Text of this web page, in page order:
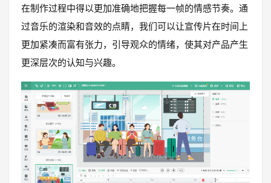
在制作过程中得以更加准确地把握每一帧的情感节奏。通
过音乐的渲染和音效的点睛，我们可以让宣传片在时间上
更加紧凑而富有张力，引导观众的情绪，使其对产品产生
更深层次的认知与兴趣。